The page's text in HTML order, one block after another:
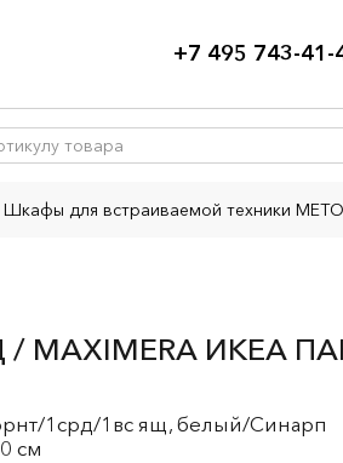
+7 495 743-41-
Шкафы для встраиваемой техники
MAXIMERA ИКЕА
1срд/1вс ящ, белый/Синарп
см